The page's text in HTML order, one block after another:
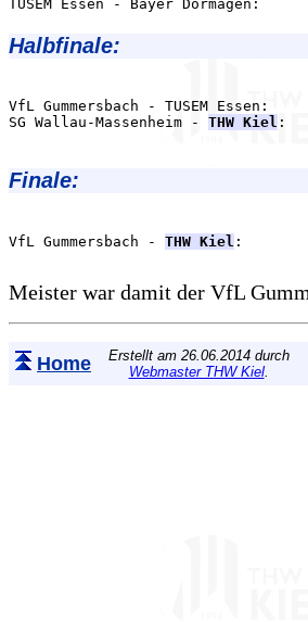
Halbfinale:
VfL Gummersbach - TUSEM
SG Wallau-Massenheim - THW Kiel :
Finale:
VfL Gummersbach - THW Kiel :
Meister war damit der VfL
Home
Erstellt am 26.06.2014 durch
Webmaster THW Kiel.